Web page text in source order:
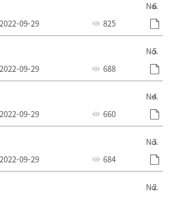
6
2022-09-29 825
5
2022-09-29 688
4
2022-09-29 660
3
2022-09-29 684
2